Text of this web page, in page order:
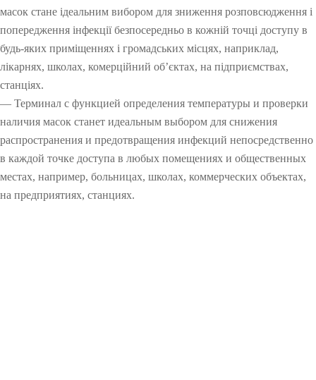
масок стане ідеальним вибором для зниження розповсюдження і
попередження інфекції безпосередньо в кожній точці доступу в
будь-яких приміщеннях і громадських місцях, наприклад,
лікарнях, школах, комерційний об’єктах, на підприємствах,
станціях.
— Терминал с функцией определения температуры и проверки
наличия масок станет идеальным выбором для снижения
распространения и предотвращения инфекций непосредственно
в каждой точке доступа в любых помещениях и общественных
местах, например, больницах, школах, коммерческих объектах,
на предприятиях, станциях.